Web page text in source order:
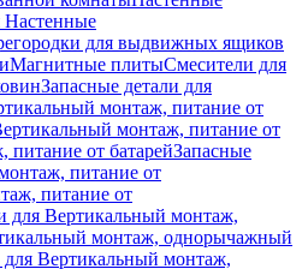
Настенные
для выдвижных ящиков
Магнитные плитыСмесители для
Запасные детали для
монтаж, питание от
монтаж, питание от
от батарейЗапасные
питание от
питание от
для Вертикальный монтаж,
монтаж, однорычажный
для Вертикальный монтаж,